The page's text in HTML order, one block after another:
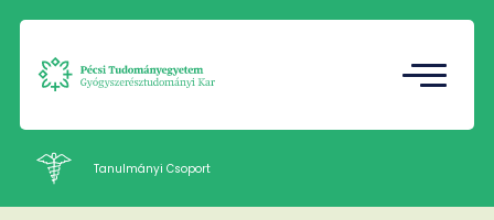
Intézetek
Tanulmányi Csoport